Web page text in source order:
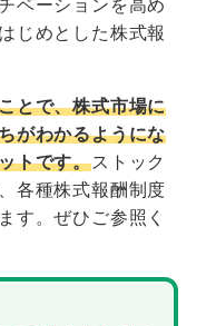
ベーションを高め
じめとした株式報
とで、株式市場に
がわかるようにな
トです。ストック
各種株式報酬制度
す。ぜひご参照く